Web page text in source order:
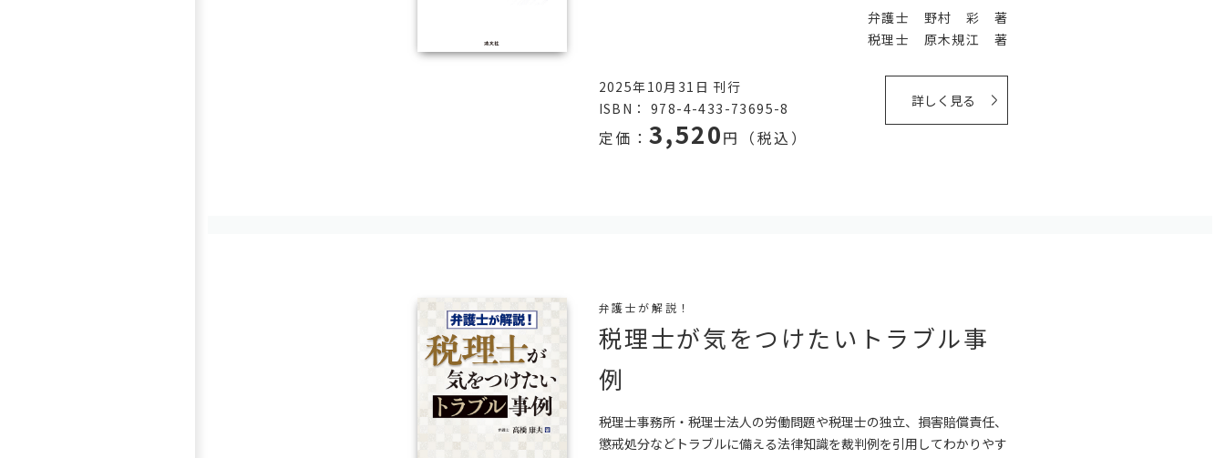
弁護士 野村 彩 著
税理士 原木規江 著
2025年10月31日 刊行
ISBN： 978-4-433-73695-8
定価：3,520円（税込）
詳しく見る
弁護士が解説！
税理士が気をつけたいトラブル事
例
税理士事務所・税理士法人の労働問題や税理士の独立、損害賠償責任、
懲戒処分などトラブルに備える法律知識を裁判例を引用してわかりやす